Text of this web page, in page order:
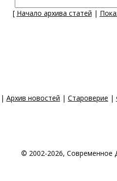
[ Начало архива статей |
| Архив новостей | Староверие |
© 2002-2026, Современное